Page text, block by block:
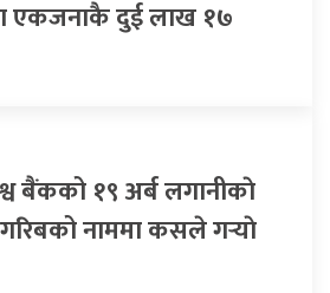
एकजनाकै दुई लाख १७
बैंकको १९ अर्ब लगानीकाे
नाममा कसले गर्‍याे